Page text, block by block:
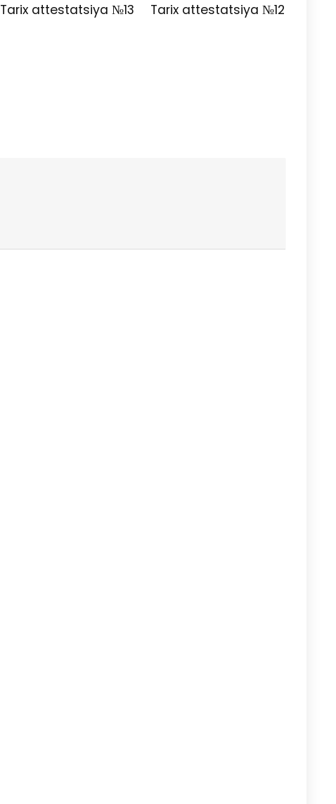
Tarix attestatsiya №13 Tarix attestatsiya №12